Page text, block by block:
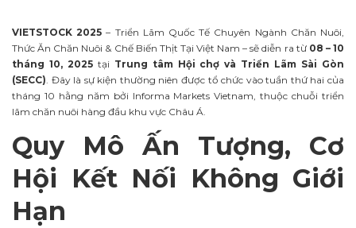
VIETSTOCK 2025 – Triển Lãm Quốc Tế Chuyên Ngành Chăn Nuôi,
Thức Ăn Chăn Nuôi & Chế Biến Thịt Tại Việt Nam – sẽ diễn ra từ 08 – 10
tháng 10, 2025tại Trung tâm Hội chợ và Triển Lãm Sài Gòn
(SECC) . Đây là sự kiện thường niên được tổ chức vào tuần thứ hai của
tháng 10 hằng năm bởi Informa Markets Vietnam, thuộc chuỗi triển
lãm chăn nuôi hàng đầu khu vực Châu Á.
Quy Mô Ấn Tượng, Cơ
Hội Kết Nối Không Giới
Hạn